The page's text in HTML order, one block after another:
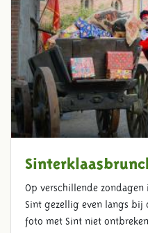
Op verschillende
Sint gezellig even langs bij
foto met Sint niet ontbreken.